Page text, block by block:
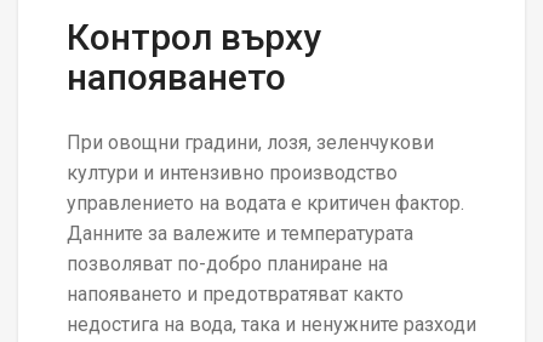
Контрол върху
напояването
При овощни градини, лозя, зеленчукови
култури и интензивно производство
управлението на водата е критичен фактор.
Данните за валежите и температурата
позволяват по-добро планиране на
напояването и предотвратяват както
недостига на вода, така и ненужните разходи